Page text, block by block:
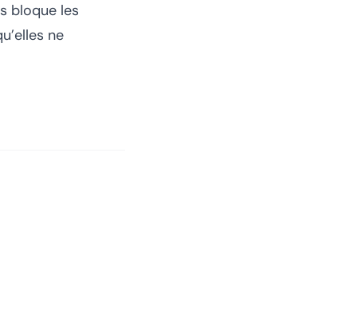
bloque les
ne